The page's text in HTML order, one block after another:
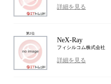
詳細を見る
第2位
NeX-Ray
フィシルコム株式会社
詳細を見る